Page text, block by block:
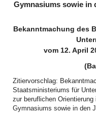
Gymnasiums sowie in
Bekanntmachung des
vom 12. April
Zitiervorschlag:
Staatsministeriums für
zur beruflichen
Gymnasiums sowie in den